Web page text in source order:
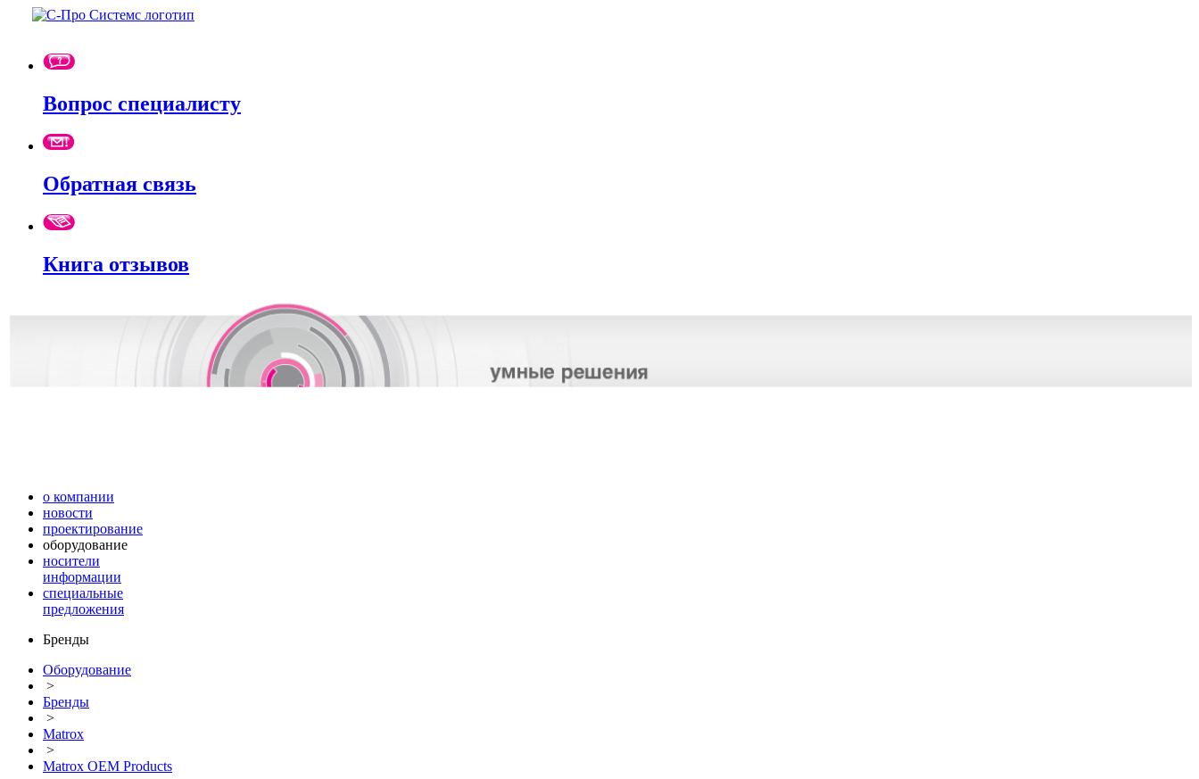
Вопрос специалисту
Обратная связь
Книга отзывов
о компании
новости
проектирование
оборудование
носители
информации
специальные
предложения
Бренды
Оборудование
>
Бренды
>
Matrox
>
Matrox OEM Products